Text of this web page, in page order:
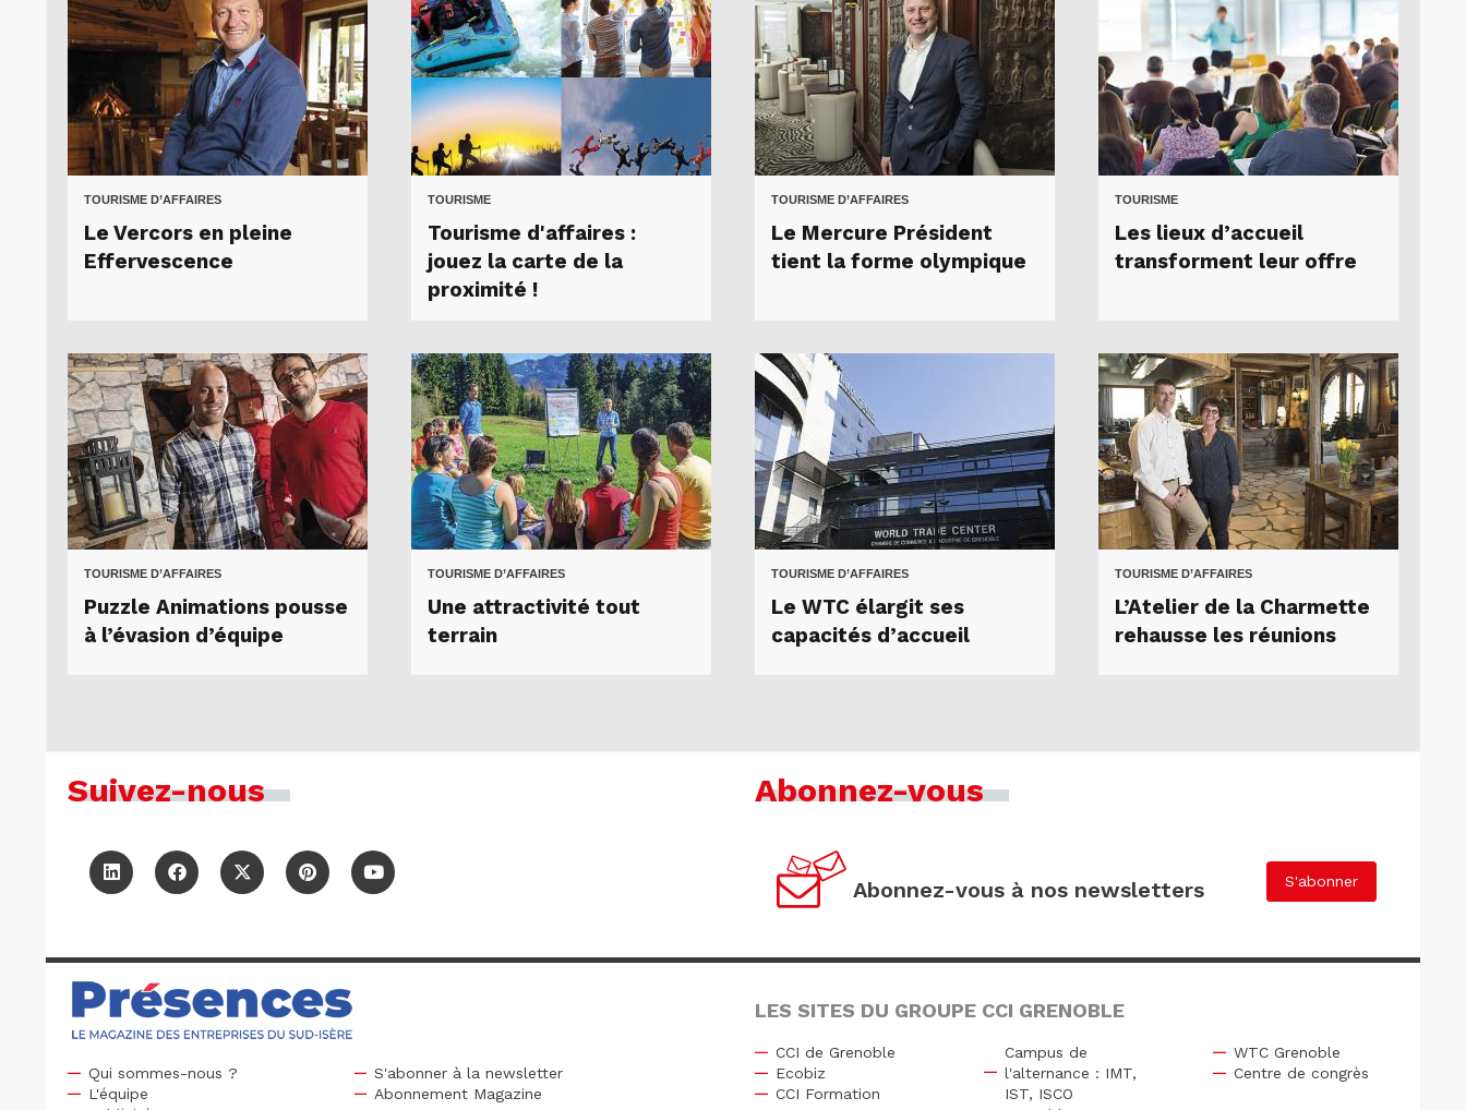
TOURISME D’AFFAIRES
Le Vercors en pleine
Effervescence
TOURISME
Tourisme d'affaires :
jouez la carte de la
proximité !
TOURISME D’AFFAIRES
Le Mercure Président
tient la forme olympique
TOURISME
Les lieux d’accueil
transforment leur offre
TOURISME D’AFFAIRES
Puzzle Animations pousse
à l’évasion d’équipe
TOURISME D’AFFAIRES
Une attractivité tout
terrain
TOURISME D’AFFAIRES
Le WTC élargit ses
capacités d’accueil
TOURISME D’AFFAIRES
L’Atelier de la Charmette
rehausse les réunions
Suivez-nous Abonnez-vous
Abonnez-vous à nos newsletters S'abonner
Qui sommes-nous ?
L'équipe
S'abonner à la newsletter
Abonnement Magazine
LES SITES DU GROUPE CCI GRENOBLE
CCI de Grenoble
Ecobiz
CCI Formation
Campus de
l'alternance : IMT,
IST, ISCO
WTC Grenoble
Centre de congrès